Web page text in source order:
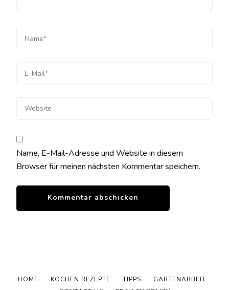
Name, E-Mail-Adresse und Website in diesem
Browser für meinen nächsten Kommentar speichern.
HOME KOCHEN REZEPTE TIPPS
GARTENARBEIT